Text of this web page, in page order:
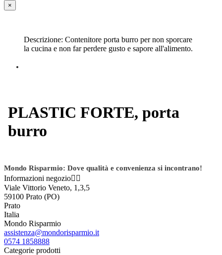
×
Descrizione: Contenitore porta burro per non sporcare
la cucina e non far perdere gusto e sapore all'alimento.
PLASTIC FORTE, porta
burro
Mondo Risparmio: Dove qualità e convenienza si incontrano!
Informazioni negozio 
Viale Vittorio Veneto, 1,3,5
59100 Prato (PO)
Prato
Italia
Mondo Risparmio
assistenza@mondorisparmio.it
0574 1858888
Categorie prodotti